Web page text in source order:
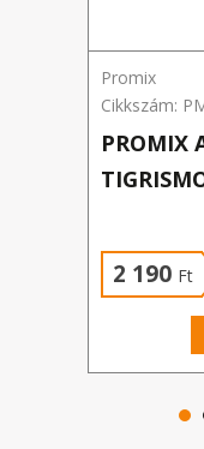
Promix
Cikkszám:
PROMIX
2 190 Ft